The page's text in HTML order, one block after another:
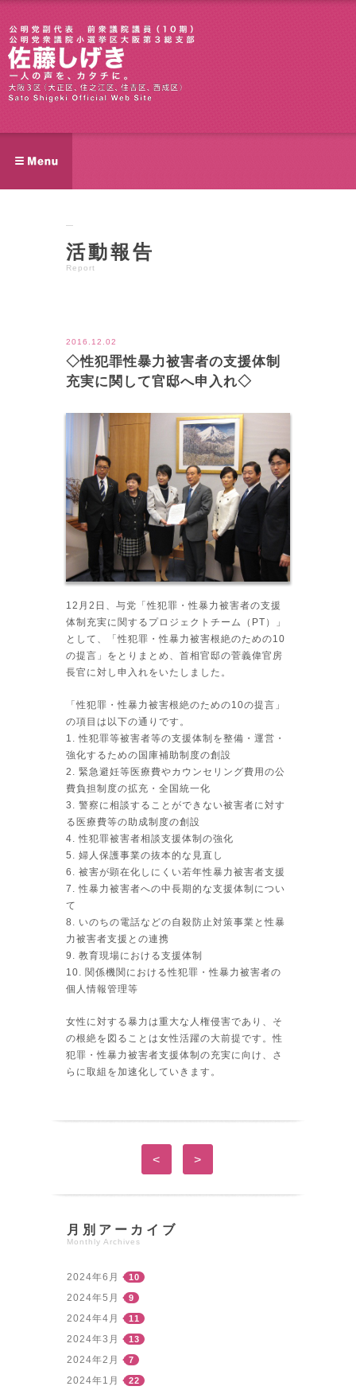
活動報告
Report
2016.12.02
◇性犯罪性暴力被害者の支援体制
充実に関して官邸へ申入れ◇
12月2日、与党「性犯罪・性暴力被害者の支援
体制充実に関するプロジェクトチーム（PT）」
として、「性犯罪・性暴力被害根絶のための10
の提言」をとりまとめ、首相官邸の菅義偉官房
長官に対し申入れをいたしました。
「性犯罪・性暴力被害根絶のための10の提言」
の項目は以下の通りです。
1. 性犯罪等被害者等の支援体制を整備・運営・
強化するための国庫補助制度の創設
2. 緊急避妊等医療費やカウンセリング費用の公
費負担制度の拡充・全国統一化
3. 警察に相談することができない被害者に対す
る医療費等の助成制度の創設
4. 性犯罪被害者相談支援体制の強化
5. 婦人保護事業の抜本的な見直し
6. 被害が顕在化しにくい若年性暴力被害者支援
7. 性暴力被害者への中長期的な支援体制につい
て
8. いのちの電話などの自殺防止対策事業と性暴
力被害者支援との連携
9. 教育現場における支援体制
10. 関係機関における性犯罪・性暴力被害者の
個人情報管理等
女性に対する暴力は重大な人権侵害であり、そ
の根絶を図ることは女性活躍の大前提です。性
犯罪・性暴力被害者支援体制の充実に向け、さ
らに取組を加速化していきます。
< >
月別アーカイブ
Monthly Archives
2024年6月 10
2024年5月 9
2024年4月 11
2024年3月 13
2024年2月 7
2024年1月 22